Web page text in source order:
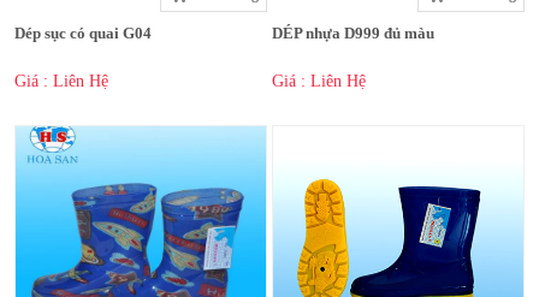
Dép sục có quai G04
Giá : Liên Hệ
DÉP nhựa D999 đủ màu
Giá : Liên Hệ